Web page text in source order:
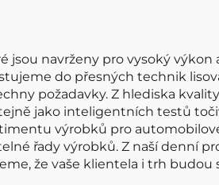
navrženy pro vysoký výkon
do přesných technik
požadavky. Z hlediska
jako inteligentních testů
výrobků pro
řady výrobků. Z naší denní
že vaše klientela i trh budou